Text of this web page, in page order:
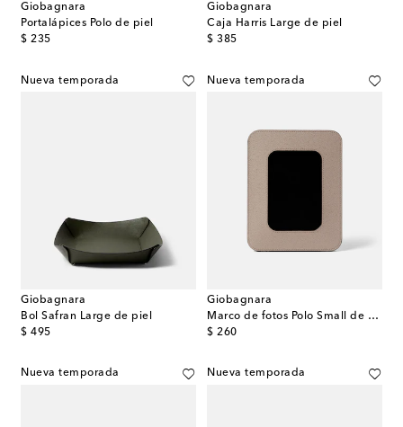
Giobagnara
Portalápices Polo de piel
$ 235
original price
Giobagnara
Caja Harris Large de piel
$ 385
original price
Nueva temporada
Giobagnara
Bol Safran Large de piel
$ 495
original price
Nueva temporada
Giobagnara
Marco de fotos Polo Small de piel
$ 260
original price
Nueva temporada Nueva temporada